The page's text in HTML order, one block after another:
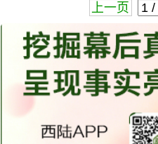
上一页